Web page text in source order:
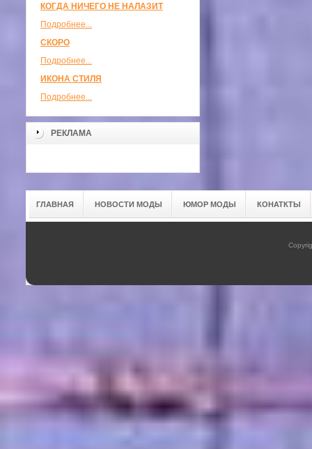
КОГДА НИЧЕГО НЕ НАЛАЗИТ
Подробнее...
СКОРО
Подробнее...
ИКОНА СТИЛЯ
Подробнее...
РЕКЛАМА
ГЛАВНАЯ НОВОСТИ МОДЫ ЮМОР МОДЫ КОНАТКТЫ